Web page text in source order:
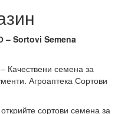
Sortovi Semena
семена за
Агроаптека Сортови
сортови семена за